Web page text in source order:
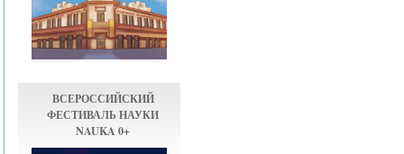
ВСЕРОССИЙСКИЙ
ФЕСТИВАЛЬ НАУКИ
NAUKA 0+